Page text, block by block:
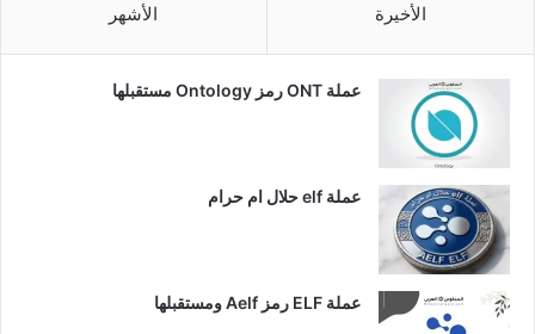
الأخيرة الأشهر
عملة ONT رمز Ontology مستقبلها
عملة elf حلال ام حرام
عملة ELF رمز Aelf ومستقبلها